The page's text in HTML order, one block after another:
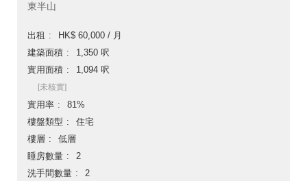
東半山
出租
HK$ 60,000 / 月
建築面積
1,350 呎
實用面積
1,094 呎
[未核實]
實用率
81%
樓盤類型
住宅
樓層
低層
睡房數量
2
洗手間數量
2